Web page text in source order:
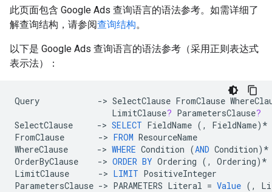
此页面包含 Google Ads 查询语言的语法参考。如需详细了
解查询结构，请参阅查询结构。
以下是 Google Ads 查询语言的语法参考（采用正则表达式
表示法）：
Query -> SelectClause FromClause
LimitClause? ParametersClause?
SelectClause
-> SELECT FieldName (, FieldName) *
FromClause
-> FROM ResourceName
WhereClause
-> WHERE Condition (AND Condition) *
OrderByClause
-> ORDER BY Ordering (, Ordering) *
LimitClause
-> LIMIT PositiveInteger
ParametersClause -> PARAMETERS Literal = Value (,